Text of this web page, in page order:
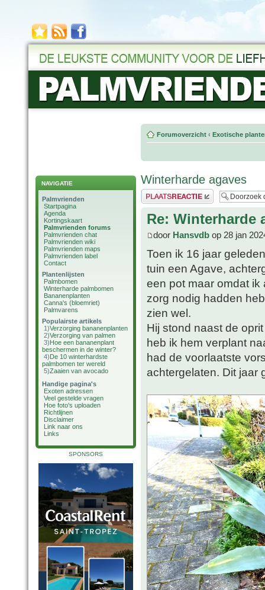
NAVIGATIE
Palmvrienden
Startpagina
Agenda
Kortingskaart
Palmvrienden forums
Palmvrienden chat
Palmvrienden wiki
Palmvrienden maps
Palmvrienden label
Contact
Plantenlijsten
Palmbomen
Winterharde palmbomen
Bananenplanten
Canna's (bloemriet)
Palmvarens
Populairste artikels
1)Verzorging bananenplanten
2)Verzorging van palmen
3)Hoe een bananenplant
beschermen in de winter?
4)De 10 winterhardste
palmbomen ter wereld
5)Zaaien van avocado
Handige pagina's
Exoten adressen
Veel gestelde vragen
Hoe foto's uploaden
Richtlijnen
Disclaimer
Link naar ons
Links
SPONSORS
Forumoverzicht ‹ Exotische
Winterharde agaves
Plaats een reactie
Re: Winterharde
door Hansvdb op 28 jan
Toen ik 16 jaar
tuin een Agave,
een pot maar omdat
zorg nodig hadden
zien wel.
Hij stond naast de
heb ik hem verplant
had de voorlaatste
achtergelaten. Dit jaar